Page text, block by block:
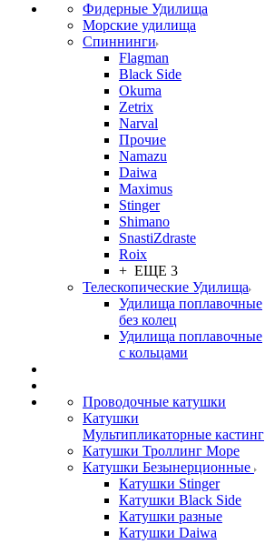
Фидерные Удилища
Морские удилища
Спиннинги
Flagman
Black Side
Okuma
Zetrix
Narval
Прочие
Namazu
Daiwa
Maximus
Stinger
Shimano
SnastiZdraste
Roix
+ ЕЩЕ 3
Телескопические Удилища
Удилища поплавочные
без колец
Удилища поплавочные
с кольцами
Проводочные катушки
Катушки
Мультипликаторные кастинг
Катушки Троллинг Море
Катушки Безынерционные
Катушки Stinger
Катушки Black Side
Катушки разные
Катушки Daiwa